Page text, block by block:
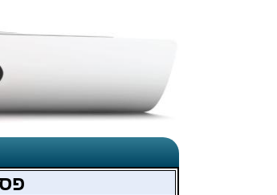
פסטיבל 55